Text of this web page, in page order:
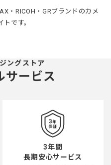
・RICOH・GRブランドのカメ
です。
ングストア
サービス
3年間
長期安心サービス